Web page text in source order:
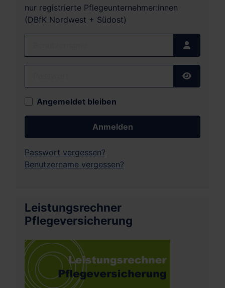
nur registrierte Pflegeunternehmer:innen
(DBfK Nordwest + Südost)
Angemeldet bleiben
Anmelden
Passwort vergessen?
Benutzername vergessen?
Leistungsrechner
Pflegeversicherung